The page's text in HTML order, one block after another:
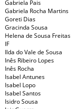
Gabriela Pais
Gabriela Rocha Martins
Goreti Dias
Gracinda Sousa
Helena de Sousa Freitas
IF
Ilda do Vale de Sousa
Inês Ribeiro Lopes
Inês Rocha
Isabel Antunes
Isabel Lopo
Isabel Santos
Isidro Sousa